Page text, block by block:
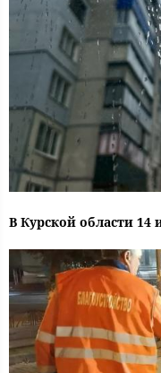
В Курской области